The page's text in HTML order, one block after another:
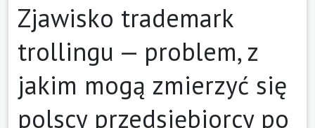
Zjawisko trademark
trollingu — problem, z
jakim mogą zmierzyć się
polscy przedsiębiorcy po